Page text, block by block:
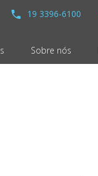
Sobre nós
19 3396-6100